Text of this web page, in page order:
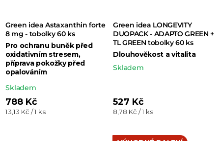
ů
Green idea Astaxanthin forte
8 mg - tobolky 60 ks
Pro ochranu buněk před
oxidativním stresem,
příprava pokožky před
opalováním
Průměrné
hodnocení
produktu
Skladem
788 Kč
Měrná
13,13 Kč / 1 ks
Green idea LONGEVITY
DUOPACK - ADAPTO GREEN +
TL GREEN tobolky 60 ks
Dlouhověkost a vitalita
Skladem
527 Kč
Měrná
8,78 Kč / 1 ks